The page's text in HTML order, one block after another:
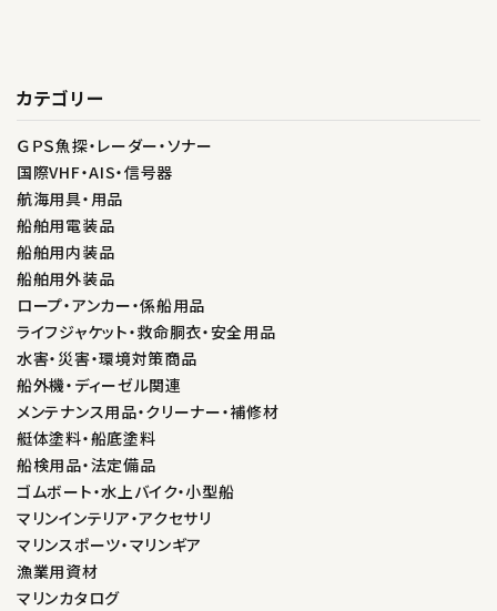
カテゴリー
ＧＰＳ魚探・レーダー・ソナー
国際VHF・AIS・信号器
航海用具・用品
船舶用電装品
船舶用内装品
船舶用外装品
ロープ・アンカー・係船用品
ライフジャケット・救命胴衣・安全用品
水害・災害・環境対策商品
船外機・ディーゼル関連
メンテナンス用品・クリーナー・補修材
艇体塗料・船底塗料
船検用品・法定備品
ゴムボート・水上バイク・小型船
マリンインテリア・アクセサリ
マリンスポーツ・マリンギア
漁業用資材
マリンカタログ